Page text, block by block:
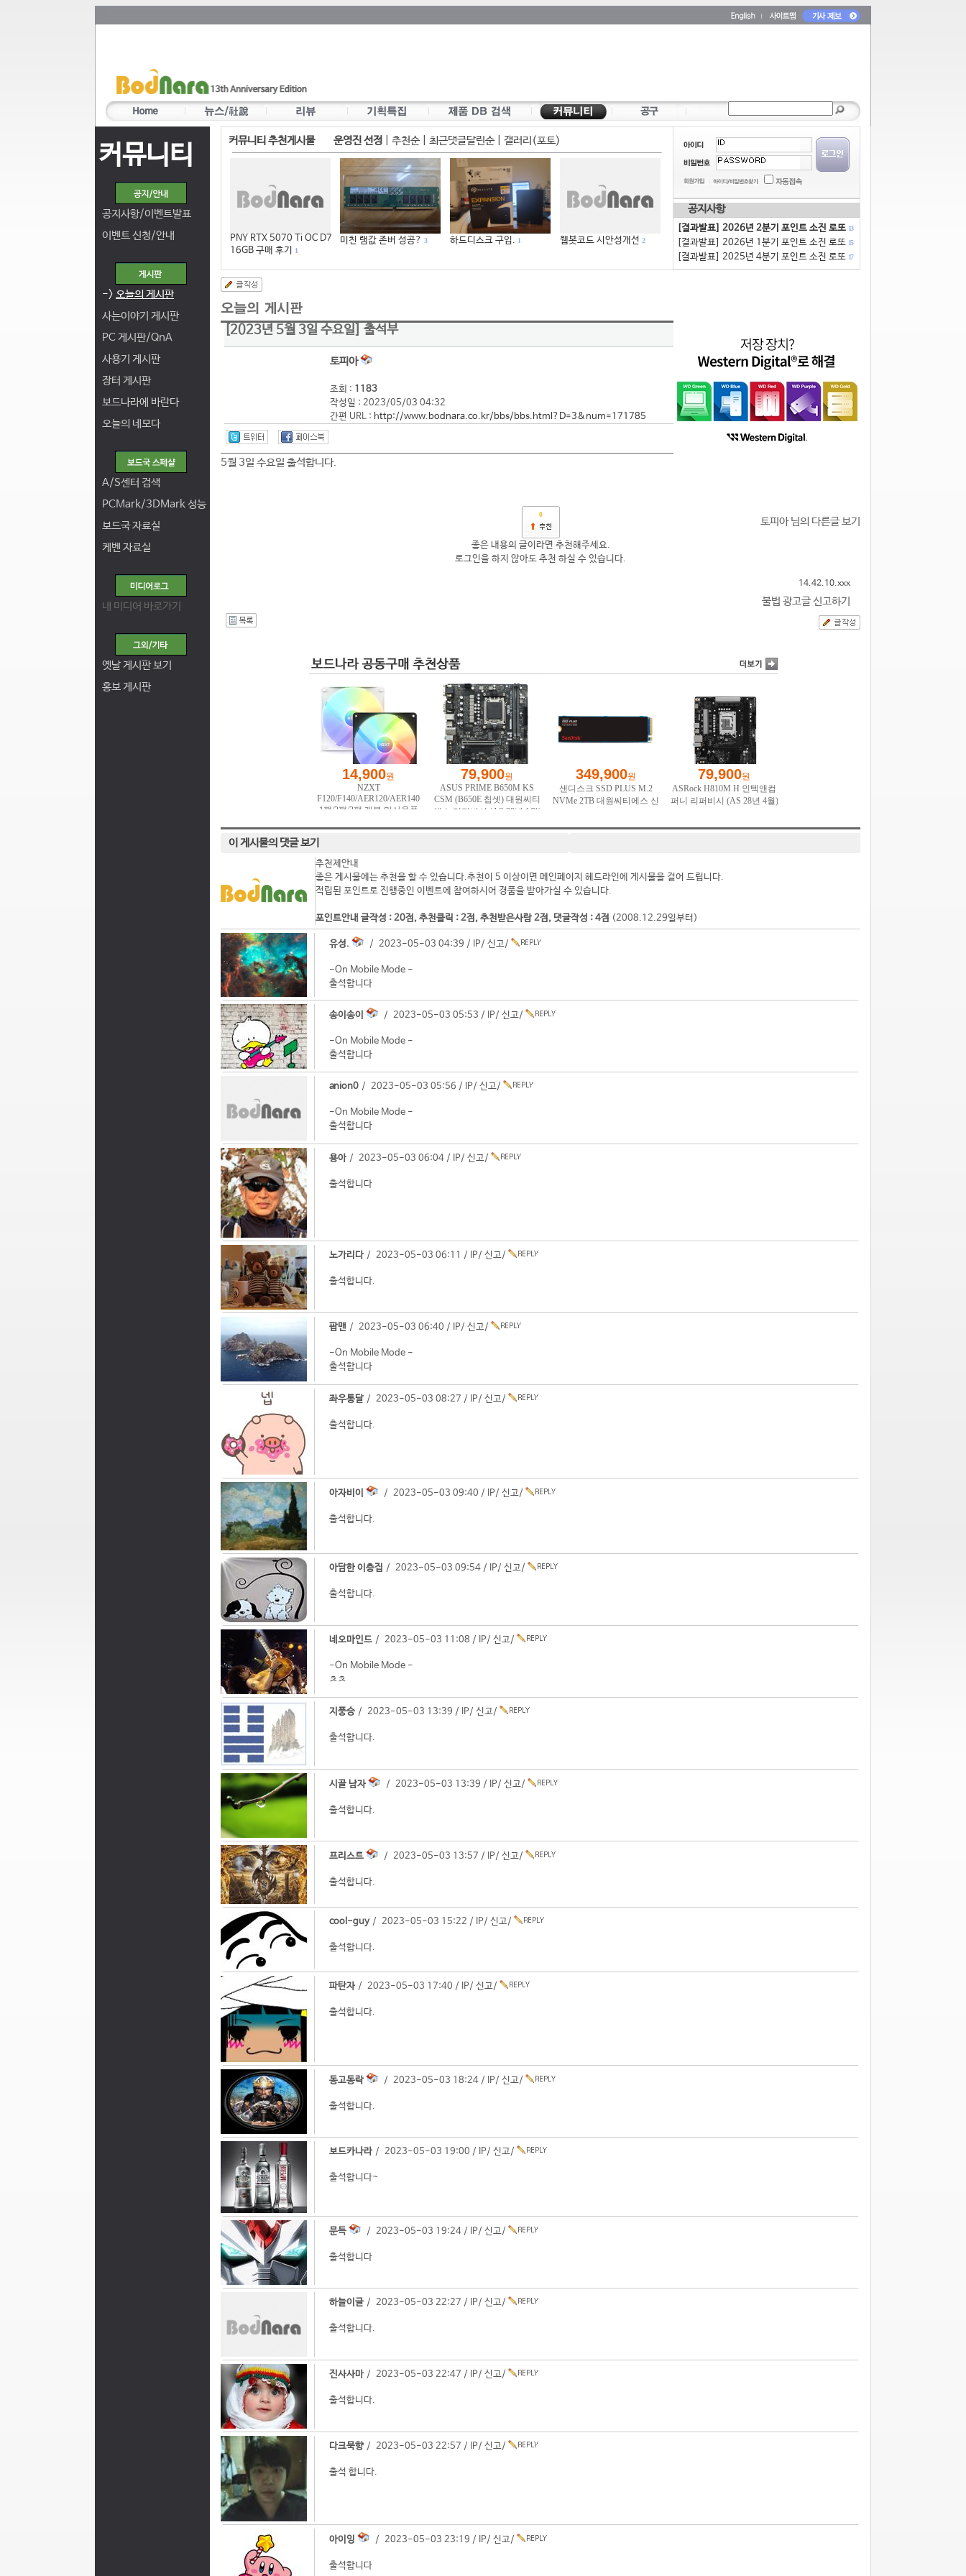
커뮤니티
공지사항/이벤트발표
이벤트 신청/안내
-> 오늘의 게시판
사는이야기 게시판
PC 게시판/QnA
사용기 게시판
장터 게시판
보드나라에 바란다
오늘의 네모다
A/S센터 검색
PCMark/3DMark 성능
보드국 자료실
케벤 자료실
내 미디어 바로가기
옛날 게시판 보기
홍보 게시판
커뮤니티 추천게시물 운영진 선정 추천순| 최근댓글달린순| 갤러리(포토)
PNY RTX 5070 Ti OC D7
16GB 구매 후기
1
미친 램값 존버 성공? 3 하드디스크 구입. 1 웹봇코드 시안성개선 2
공지사항
[결과발표] 2026년 2분기 포인트 소진 로또 13
[결과발표] 2026년 1분기 포인트 소진 로또 15
[결과발표] 2025년 4분기 포인트 소진 로또 17
[2023년 5월 3일 수요일] 출석부
토피아
조회 : 1183
작성일 : 2023/05/03 04:32
간편 URL : http://www.bodnara.co.kr/bbs/bbs.html?D=3&num=171785
5월 3일 수요일 출석합니다.
0
토피아 님의 다른글 보기
좋은 내용의 글이라면 추천해주세요.
로그인을 하지 않아도 추천 하실 수 있습니다.
14.42.10.xxx
불법 광고글 신고하기
이 게시물의 댓글 보기
추천제안내
좋은 게시물에는 추천을 할 수 있습니다.추천이 5 이상이면 메인페이지 헤드라인에 게시물을 걸어 드립니다.
적립된 포인트로 진행중인 이벤트에 참여하시어 경품을 받아가실 수 있습니다.
포인트안내 글작성 : 20점, 추천클릭 : 2점, 추천받은사람 2점, 댓글작성 : 4점 (2008.12.29일부터)
유성. / 2023-05-03 04:39 / IP/ 신고/
-On Mobile Mode -
출석합니다
송이송이 / 2023-05-03 05:53 / IP/ 신고/
-On Mobile Mode -
출석합니다
anion0 / 2023-05-03 05:56 / IP/ 신고/
-On Mobile Mode -
출석합니다
용아 / 2023-05-03 06:04 / IP/ 신고/
출석합니다
노가리다 / 2023-05-03 06:11 / IP/ 신고/
출석합니다.
팝맨 / 2023-05-03 06:40 / IP/ 신고/
-On Mobile Mode -
출석합니다
좌우통달 / 2023-05-03 08:27 / IP/ 신고/
출석합니다.
아자비이 / 2023-05-03 09:40 / IP/ 신고/
출석합니다.
아담한 이층집 / 2023-05-03 09:54 / IP/ 신고/
출석합니다.
네오마인드 / 2023-05-03 11:08 / IP/ 신고/
-On Mobile Mode -
ㅊㅊ
지풍승 / 2023-05-03 13:39 / IP/ 신고/
출석합니다.
시골 남자 / 2023-05-03 13:39 / IP/ 신고/
출석합니다.
프리스트 / 2023-05-03 13:57 / IP/ 신고/
출석합니다.
cool-guy/ 2023-05-03 15:22 / IP/ 신고/
출석합니다.
파탄자 / 2023-05-03 17:40 / IP/ 신고/
출석합니다.
동고동락 / 2023-05-03 18:24 / IP/ 신고/
출석합니다.
보드카나라 / 2023-05-03 19:00 / IP/ 신고/
출석합니다~
문득 / 2023-05-03 19:24 / IP/ 신고/
출석합니다
하늘이글 / 2023-05-03 22:27 / IP/ 신고/
출석합니다.
진사사마 / 2023-05-03 22:47 / IP/ 신고/
출석합니다.
다크묵향 / 2023-05-03 22:57 / IP/ 신고/
출석 합니다.
아이잉 / 2023-05-03 23:19 / IP/ 신고/
출석합니다